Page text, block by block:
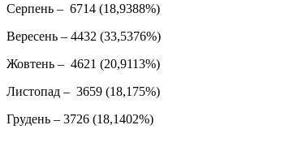
Серпень – 6714 (18,9388%)
Вересень – 4432 (33,5376%)
Жовтень – 4621 (20,9113%)
Листопад – 3659 (18,175%)
Грудень – 3726 (18,1402%)